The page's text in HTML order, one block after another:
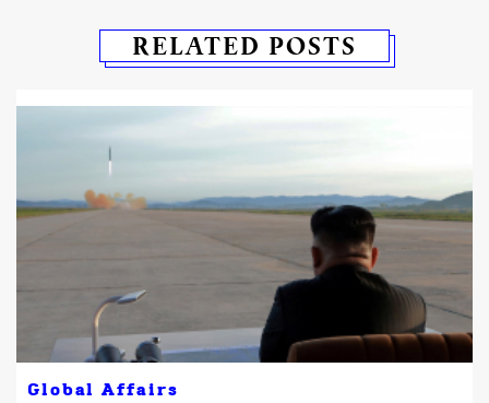
RELATED POSTS
Global Affairs